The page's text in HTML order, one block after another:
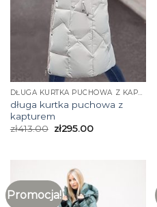
DŁUGA KURTKA PUCHOWA Z KAPTUREM
długa kurtka puchowa z
kapturem
zł413.00 zł295.00
Promocja!